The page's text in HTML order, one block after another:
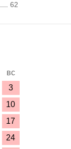
62
вс
3
10
17
24